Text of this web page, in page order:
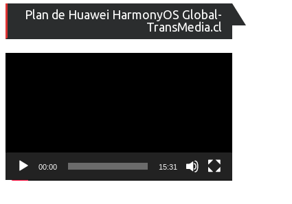
Plan de Huawei HarmonyOS Global-
TransMedia.cl
de
vídeo
00:00 15:31